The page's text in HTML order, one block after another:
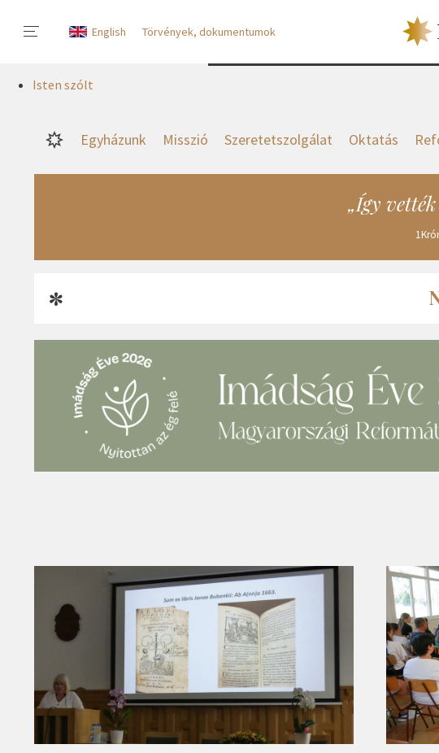
English Törvények, dokumentumok
Isten szólt
Egyházunk Misszió Szeretetszolgálat Oktatás
„Így